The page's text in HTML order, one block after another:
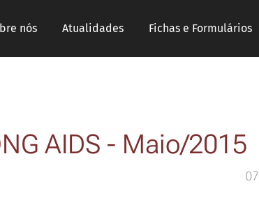
nós Atualidades Fichas e Formulários
AIDS - Maio/2015